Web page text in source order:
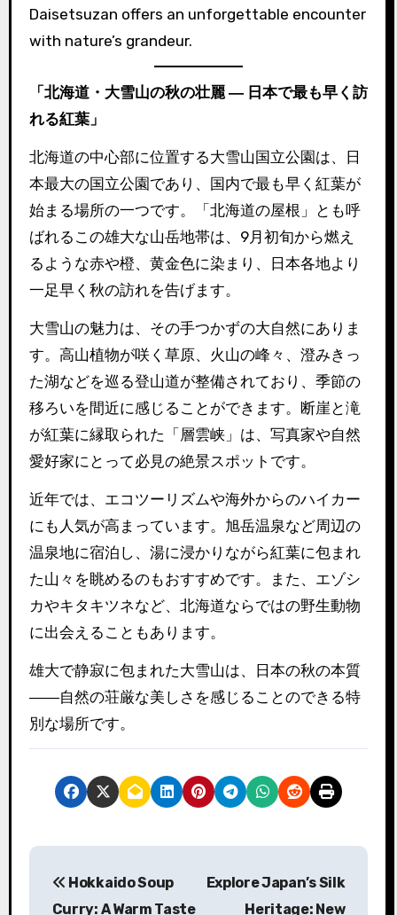
Daisetsuzan offers an unforgettable encounter
with nature’s grandeur.
「北海道・大雪山の秋の壮麗 ― 日本で最も早く訪
れる紅葉」
北海道の中心部に位置する大雪山国立公園は、日
本最大の国立公園であり、国内で最も早く紅葉が
始まる場所の一つです。「北海道の屋根」とも呼
ばれるこの雄大な山岳地帯は、9月初旬から燃え
るような赤や橙、黄金色に染まり、日本各地より
一足早く秋の訪れを告げます。
大雪山の魅力は、その手つかずの大自然にありま
す。高山植物が咲く草原、火山の峰々、澄みきっ
た湖などを巡る登山道が整備されており、季節の
移ろいを間近に感じることができます。断崖と滝
が紅葉に縁取られた「層雲峡」は、写真家や自然
愛好家にとって必見の絶景スポットです。
近年では、エコツーリズムや海外からのハイカー
にも人気が高まっています。旭岳温泉など周辺の
温泉地に宿泊し、湯に浸かりながら紅葉に包まれ
た山々を眺めるのもおすすめです。また、エゾシ
カやキタキツネなど、北海道ならではの野生動物
に出会えることもあります。
雄大で静寂に包まれた大雪山は、日本の秋の本質
――自然の荘厳な美しさを感じることのできる特
別な場所です。
稿
Hokkaido Soup
Curry: A Warm Taste
Explore Japan’s Silk
Heritage: New